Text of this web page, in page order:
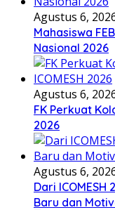
Agustus 6,
Mahasiswa
Nasional 2026
Agustus 6,
FK Perkuat
2026
Agustus 6,
Dari
Baru dan